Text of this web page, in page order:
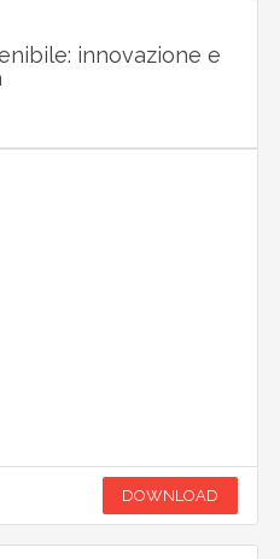
innovazione e
DOWNLOAD